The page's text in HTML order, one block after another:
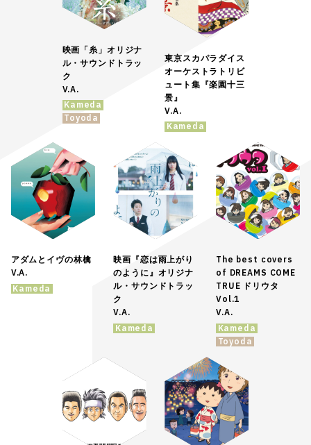
映画「糸」オリジナ
ル・サウンドトラッ
ク
V.A.
Kameda
Toyoda
東京スカパラダイス
オーケストラトリビ
ュート集『楽園十三
景』
V.A.
Kameda
アダムとイヴの林檎
V.A.
Kameda
映画『恋は雨上がり
のように』オリジナ
ル・サウンドトラッ
ク
V.A.
Kameda
The best covers
of DREAMS COME
TRUE ドリウタ
Vol.1
V.A.
Kameda
Toyoda